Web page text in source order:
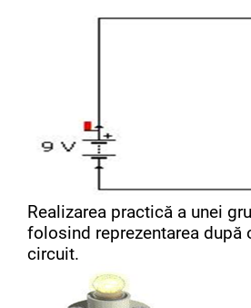
Realizarea practică a unei
folosind reprezentarea după
circuit.